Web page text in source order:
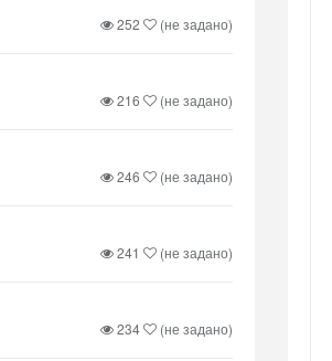
252 (не задано)
216 (не задано)
246 (не задано)
241 (не задано)
234 (не задано)